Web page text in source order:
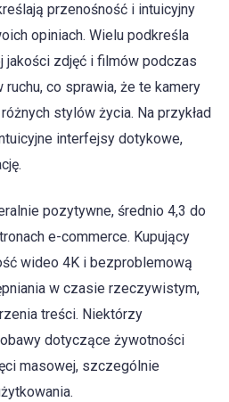
przenośność i intuicyjny
opiniach. Wielu podkreśla
jakości zdjęć i filmów podczas
co sprawia, że te kamery
stylów życia. Na przykład
interfejsy dotykowe,
pozytywne, średnio 4,3 do
e-commerce. Kupujący
wideo 4K i bezproblemową
w czasie rzeczywistym,
treści. Niektórzy
dotyczące żywotności
masowej, szczególnie